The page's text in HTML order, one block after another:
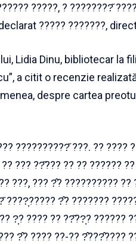
?????, ? ????????̆
declarat ????? ???????,
Lidia Dinu, bibliotecar la
a citit o recenzie
despre cartea
??????????̆ ???. ?? ????
??? ??̆??? ?? ?? ??????
???, ??? ?̂? ??????????
????̦????? ?̂? ???????
?̦? ???? ?? ??̆??̦? ??????
?̂? ???? ??-?? ?̂???̂????